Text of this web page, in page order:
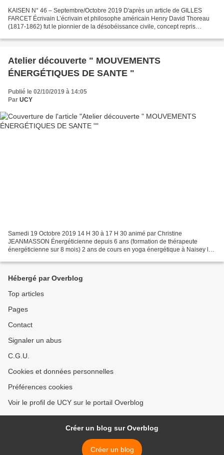
KAISEN N° 46 – Septembre/Octobre 2019 D'après un article de GILLES
FARCET Écrivain L’écrivain et philosophe américain Henry David Thoreau
(1817-1862) fut le pionnier de la désobéissance civile, concept repris
Atelier découverte " MOUVEMENTS
ÉNERGÉTIQUES DE SANTE "
Publié le 02/10/2019 à 14:05
Par UCY
Samedi 19 Octobre 2019 14 H 30 à 17 H 30 animé par Christine
JEANMASSON Énergéticienne depuis 6 ans (formation de thérapeute
énergéticienne sur 8 mois) 2 ans de cours en yoga énergétique à Naisey les
Hébergé par Overblog
Top articles
Pages
Contact
Signaler un abus
C.G.U.
Cookies et données personnelles
Préférences cookies
Voir le profil de UCY sur le portail Overblog
Créer un blog sur Overblog
Créer un blog